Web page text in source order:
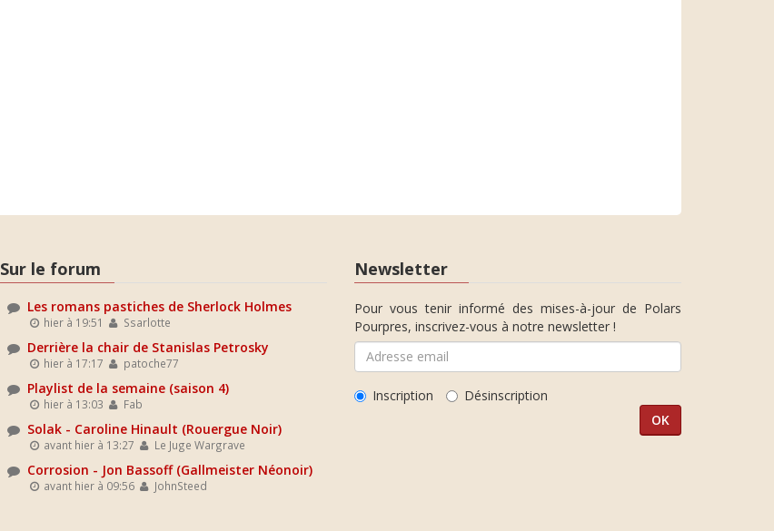
Sur le forum
Les romans pastiches de Sherlock Holmes
hier à 19:51 Ssarlotte
Derrière la chair de Stanislas Petrosky
hier à 17:17 patoche77
Playlist de la semaine (saison 4)
hier à 13:03 Fab
Solak - Caroline Hinault (Rouergue Noir)
avant hier à 13:27 Le Juge Wargrave
Corrosion - Jon Bassoff (Gallmeister Néonoir)
avant hier à 09:56 JohnSteed
Newsletter
Pour vous tenir informé des mises-à-jour de Polars
Pourpres, inscrivez-vous à notre newsletter !
Inscription Désinscription